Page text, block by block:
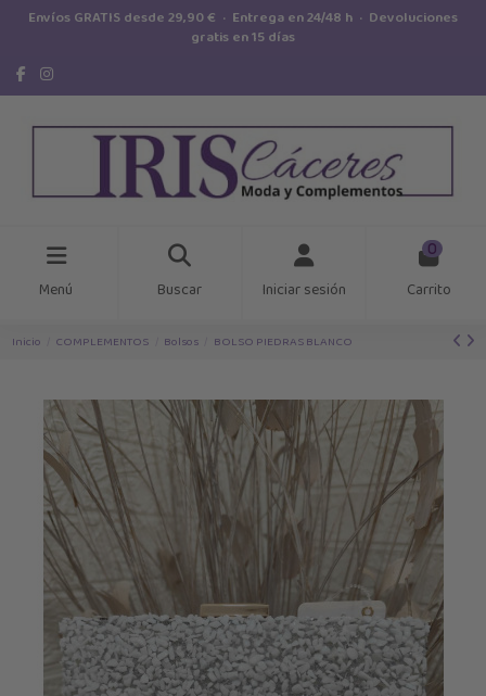
Envíos GRATIS desde 29,90 € · Entrega en 24/48 h · Devoluciones
gratis en 15 días
Menú Buscar Iniciar sesión
0
Carrito
Inicio COMPLEMENTOS Bolsos BOLSO PIEDRAS BLANCO